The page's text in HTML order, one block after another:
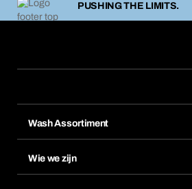
PUSHING THE LIMITS.
Wash Assortiment
Wie we zijn